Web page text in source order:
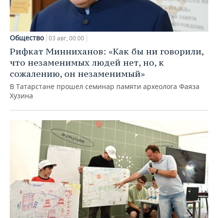
Общество 03 авг, 00:00
Рифкат Минниханов: «Как бы ни говорили,
что незаменимых людей нет, но, к
сожалению, он незаменимый»
В Татарстане прошел семинар памяти археолога Фаяза
Хузина